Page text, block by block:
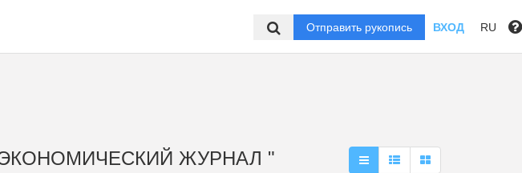
Отправить рукопись ВХОД RU
ЭКОНОМИЧЕСКИЙ ЖУРНАЛ "